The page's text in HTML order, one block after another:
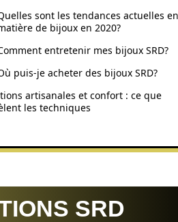
sont les tendances actuelles en
de bijoux en 2020?
entretenir mes bijoux SRD?
puis-je acheter des bijoux SRD?
artisanales et confort : ce que
les techniques
SRD